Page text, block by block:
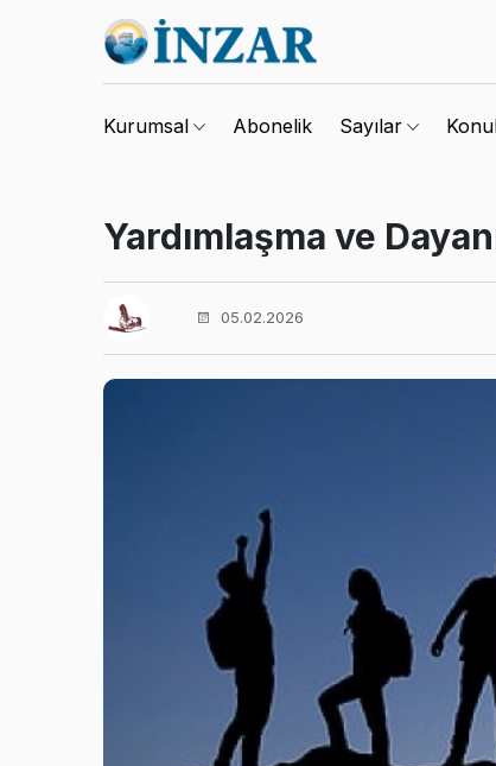
Kurumsal Abonelik Sayılar
Yardımlaşma ve
05.02.2026